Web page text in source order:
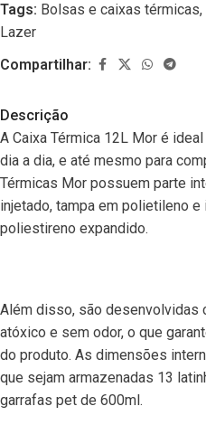
Tags: Bolsas e caixas térmicas,
Lazer
Compartilhar:
Descrição
A Caixa Térmica 12L Mor é
dia a dia, e até mesmo para
Térmicas Mor possuem parte
injetado, tampa em polietileno
poliestireno expandido.
Além disso, são desenvolvidas
atóxico e sem odor, o que
do produto. As dimensões
que sejam armazenadas 13
garrafas pet de 600ml.